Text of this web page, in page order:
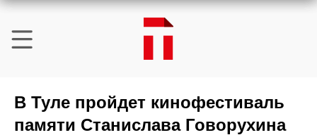
В Туле пройдет кинофестиваль
памяти Станислава Говорухина